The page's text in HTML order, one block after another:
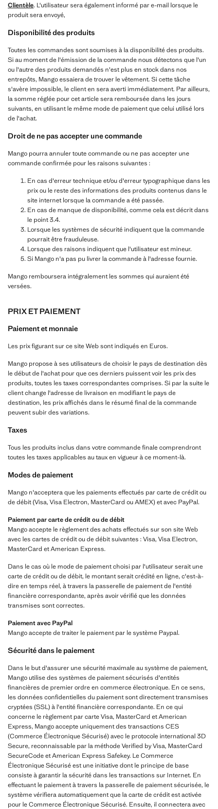
Clientèle. L'utilisateur sera également informé par e-mail lorsque le
produit sera envoyé,
Disponibilité des produits
Toutes les commandes sont soumises à la disponibilité des produits.
Si au moment de l'émission de la commande nous détectons que l'un
ou l'autre des produits demandés n'est plus en stock dans nos
entrepôts, Mango essaiera de trouver le vêtement. Si cette tâche
s'avère impossible, le client en sera averti immédiatement. Par ailleurs,
la somme réglée pour cet article sera remboursée dans les jours
suivants, en utilisant le même mode de paiement que celui utilisé lors
de l'achat.
Droit de ne pas accepter une commande
Mango pourra annuler toute commande ou ne pas accepter une
commande confirmée pour les raisons suivantes :
En cas d'erreur technique et/ou d'erreur typographique dans les
prix ou le reste des informations des produits contenus dans le
site internet lorsque la commande a été passée.
En cas de manque de disponibilité, comme cela est décrit dans
le point 3.4.
Lorsque les systèmes de sécurité indiquent que la commande
pourrait être frauduleuse.
Lorsque des raisons indiquent que l'utilisateur est mineur.
Si Mango n'a pas pu livrer la commande à l'adresse fournie.
Mango remboursera intégralement les sommes qui auraient été
versées.
PRIX ET PAIEMENT
Paiement et monnaie
Les prix figurant sur ce site Web sont indiqués en Euros.
Mango propose à ses utilisateurs de choisir le pays de destination dès
le début de l'achat pour que ces derniers puissent voir les prix des
produits, toutes les taxes correspondantes comprises. Si par la suite le
client change l'adresse de livraison en modifiant le pays de
destination, les prix affichés dans le résumé final de la commande
peuvent subir des variations.
Taxes
Tous les produits inclus dans votre commande finale comprendront
toutes les taxes applicables au taux en vigueur à ce moment-là.
Modes de paiement
Mango n'acceptera que les paiements effectués par carte de crédit ou
de débit (Visa, Visa Electron, MasterCard ou AMEX) et avec PayPal.
Paiement par carte de crédit ou de débit
Mango accepte le règlement des achats effectués sur son site Web
avec les cartes de crédit ou de débit suivantes : Visa, Visa Electron,
MasterCard et American Express.
Dans le cas où le mode de paiement choisi par l'utilisateur serait une
carte de crédit ou de débit, le montant serait crédité en ligne, c'est-à-
dire en temps réel, à travers la passerelle de paiement de l'entité
financière correspondante, après avoir vérifié que les données
transmises sont correctes.
Paiement avec PayPal
Mango accepte de traiter le paiement par le système Paypal.
Sécurité dans le paiement
Dans le but d'assurer une sécurité maximale au système de paiement,
Mango utilise des systèmes de paiement sécurisés d'entités
financières de premier ordre en commerce électronique. En ce sens,
les données confidentielles du paiement sont directement transmises
cryptées (SSL) à l'entité financière correspondante. En ce qui
concerne le règlement par carte Visa, MasterCard et American
Express, Mango accepte uniquement des transactions CES
(Commerce Électronique Sécurisé) avec le protocole international 3D
Secure, reconnaissable par la méthode Verified by Visa, MasterCard
SecureCode et American Express Safekey. Le Commerce
Électronique Sécurisé est une initiative dont le principe de base
consiste à garantir la sécurité dans les transactions sur Internet. En
effectuant le paiement à travers la passerelle de paiement sécurisée, le
système vérifiera automatiquement que la carte de crédit est activée
pour le Commerce Électronique Sécurisé. Ensuite, il connectera avec